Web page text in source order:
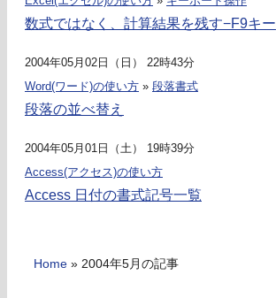
数式ではなく、計算結果を残す−F9キー
2004年05月02日（日） 22時43分
Word(ワード)の使い方 » 段落書式
段落の並べ替え
2004年05月01日（土） 19時39分
Access(アクセス)の使い方
Access 日付の書式記号一覧
Home » 2004年5月の記事